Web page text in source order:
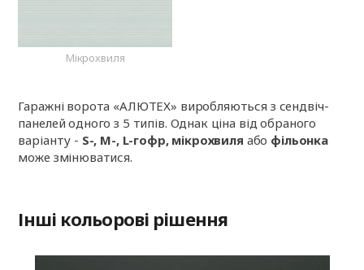
Мікрохвиля
Гаражні ворота «АЛЮТЕХ» виробляються з сендвіч-
панелей одного з 5 типів. Однак ціна від обраного
варіанту - S-, M-, L-гофр, мікрохвиля або фільонка
може змінюватися.
Інші кольорові рішення